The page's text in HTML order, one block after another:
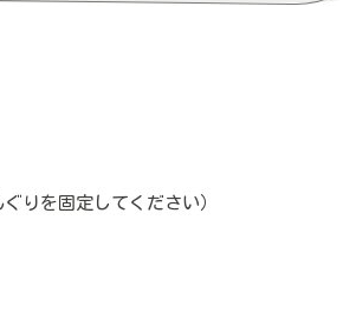
りを固定してください）